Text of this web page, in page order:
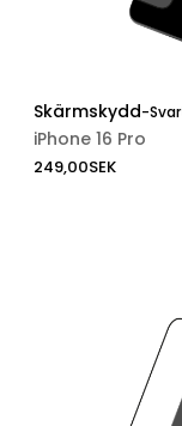
Skärmskydd-
iPhone 16 Pro
249,00SEK